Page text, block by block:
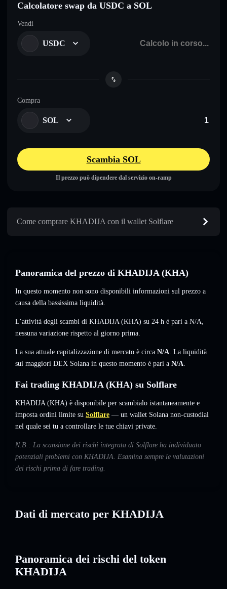
Calcolatore swap da USDC a SOL
Vendi
USDC
Compra
SOL
Scambia SOL
Il prezzo può dipendere dal servizio on-ramp
Come comprare KHADIJA con il wallet Solflare
Panoramica del prezzo di KHADIJA (KHA)
In questo momento non sono disponibili informazioni sul prezzo a
causa della bassissima liquidità.
L’attività degli scambi di KHADIJA (KHA) su 24 h è pari a N/A,
nessuna variazione rispetto al giorno prima.
La sua attuale capitalizzazione di mercato è circa N/A. La liquidità
sui maggiori DEX Solana in questo momento è pari a N/A.
Fai trading KHADIJA (KHA) su Solflare
KHADIJA (KHA) è disponibile per scambialo istantaneamente e
imposta ordini limite su Solflare — un wallet Solana non-custodial
nel quale sei tu a controllare le tue chiavi private.
N.B.: La scansione dei rischi integrata di Solflare ha individuato
potenziali problemi con KHADIJA. Esamina sempre le valutazioni
dei rischi prima di fare trading.
Dati di mercato per KHADIJA
Panoramica dei rischi del token
KHADIJA